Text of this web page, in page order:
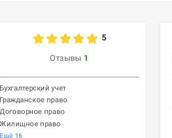
5
Отзывы 1
Бухгалтерский учет
Гражданское право
Договорное право
Жилищное право
Ещё 16